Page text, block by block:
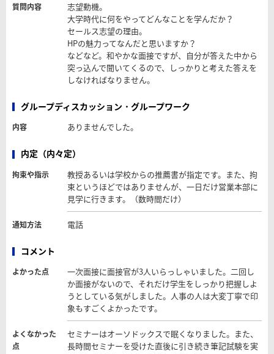
質問内容
志望動機。
大学時代に何をやってどんなことを学んだか？
セールス志望の理由。
HPの魅力ってなんだと思いますか？
などなど。和やかな面接ですが、自分が答えた中から
突っ込んで聞いてくるので、しっかりと考えた答えを
しなければなりません。
グループディスカッション・グループワーク
内容 ありませんでした。
内定（内々定）
拘束や指示
教授あるいは学校からの推薦書が指定です。また、拘
束というほどではありませんが、一日だけ営業本部に
見学に行きます。（数時間だけ）
通知方法 電話
コメント
よかった点
一次面接に面接官が3人いらっしゃいました。二回し
か面接がないので、それだけ学生をしっかり把握しよ
うとしている気がしました。人事の人は大変丁寧で印
象もすごくよかったです。
よくなかった
点
セミナーはオーソドックスで眠くなりました。また、
長時間セミナーを受けた直後に引き続き筆記試験を実